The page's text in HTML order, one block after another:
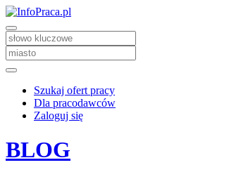
Szukaj ofert pracy
Dla pracodawców
Zaloguj się
BLOG